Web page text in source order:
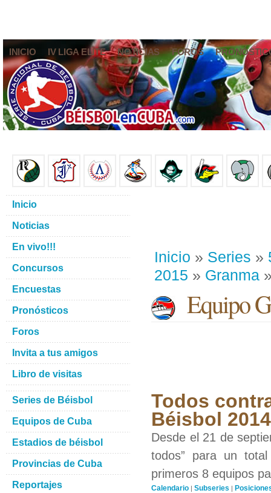
INICIO IV LIGA ELITE NOTICIAS FOROS
Inicio » Series »
2015 » Granma
Equipo
Todos
Béisbol
Desde el 21 de
todos” para un
primeros 8 equipos
Calendario | Subseries |
Inicio
Noticias
En vivo!!!
Concursos
Encuestas
Pronósticos
Foros
Invita a tus amigos
Libro de visitas
Series de Béisbol
Equipos de Cuba
Estadios de béisbol
Provincias de Cuba
Reportajes